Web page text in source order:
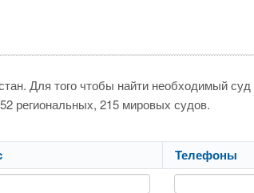
Для того чтобы найти необходимый
региональных, 215 мировых судов.
Телефоны